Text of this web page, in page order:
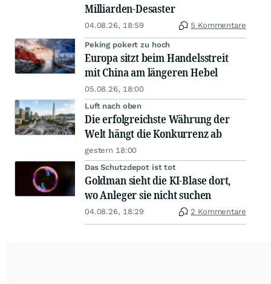
Milliarden-Desaster
04.08.26, 18:59 5 Kommentare
Peking pokert zu hoch
Europa sitzt beim Handelsstreit
mit China am längeren Hebel
05.08.26, 18:00
Luft nach oben
Die erfolgreichste Währung der
Welt hängt die Konkurrenz ab
gestern 18:00
Das Schutzdepot ist tot
Goldman sieht die KI-Blase dort,
wo Anleger sie nicht suchen
04.08.26, 18:29 2 Kommentare